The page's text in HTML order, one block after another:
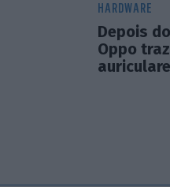
HARDWARE
Depois
Oppo